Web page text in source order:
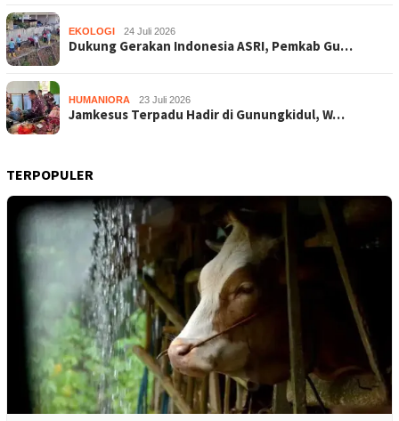
EKOLOGI 24 Juli 2026
Dukung Gerakan Indonesia ASRI, Pemkab Gu…
HUMANIORA 23 Juli 2026
Jamkesus Terpadu Hadir di Gunungkidul, W…
TERPOPULER